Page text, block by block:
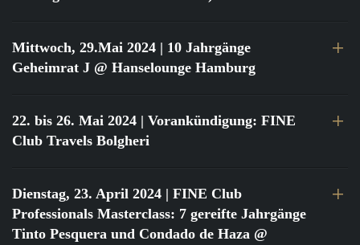
Mittwoch, 29.Mai 2024 | 10 Jahrgänge
Geheimrat J @ Hanselounge Hamburg
22. bis 26. Mai 2024 | Vorankündigung: FINE
Club Travels Bolgheri
Dienstag, 23. April 2024 | FINE Club
Professionals Masterclass: 7 gereifte Jahrgänge
Tinto Pesquera und Condado de Haza @